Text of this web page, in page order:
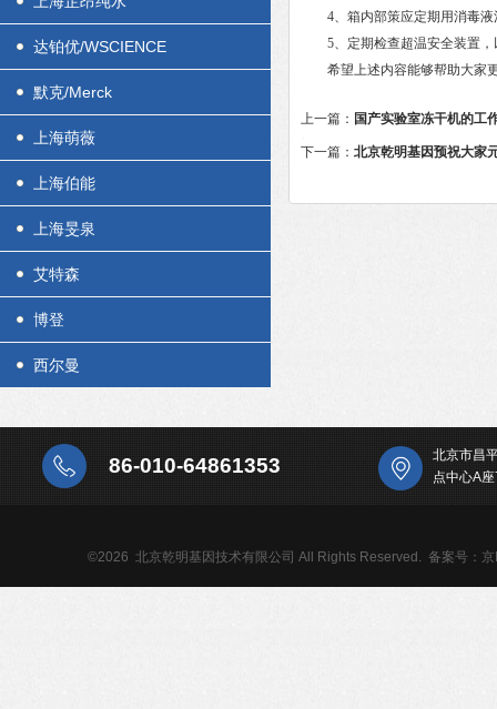
达铂优/WSCIENCE
默克/Merck
上海萌薇
上海伯能
上海旻泉
艾特森
博登
西尔曼
4、箱内部策应定期用消毒液
5、定期检查超温安全装置，
希望上述内容能够帮助大家
上一篇： 国产实验室冻干机的工
绍
下一篇： 北京乾明基因预祝大家
86-010-64861353
北京市昌
点中心A
©2026 北京乾明基因技术有限公司 All Rights Reserved.备案号：